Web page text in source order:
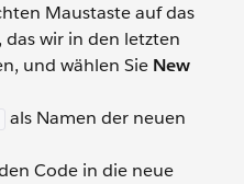
Maustaste auf das
, das wir in den letzten
und wählen Sie New
als Namen der neuen
Code in die neue